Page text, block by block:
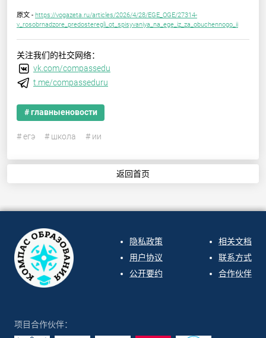
原文 - https://vogazeta.ru/articles/2026/4/28/EGE_OGE/27314-
v_rosobrnadzore_predosteregli_ot_spisyvaniya_na_ege_iz_za_obuchennogo_ii
关注我们的社交网络：
vk.com/compassedu
t.me/compasseduru
# главныеновости
# егэ # школа # ии
返回首页
隐私政策
用户协议
公开要约
相关文档
联系方式
合作伙伴
项目合作伙伴：